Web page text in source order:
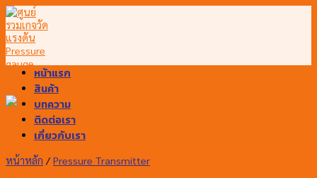
Skip
to
content
หน้าแรก
สินค้า
บทความ
ติดต่อเรา
เกี่ยวกับเรา
หน้าหลัก / Pressure Transmitter